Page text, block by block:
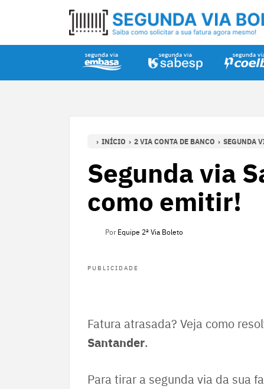
INÍCIO 2 VIA CONTA DE BANCO SEGUNDA
Segunda via
como emitir!
PorEquipe 2ª Via Boleto
PUBLICIDADE
Fatura atrasada? Veja como
Santander.
Para tirar a segunda via da sua